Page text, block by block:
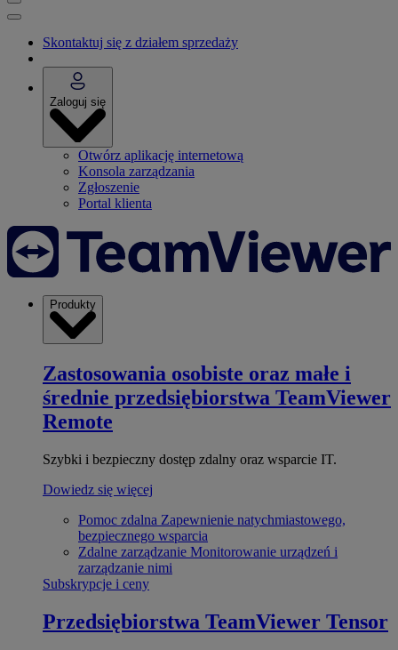
Skontaktuj się z działem sprzedaży
Zaloguj się
Otwórz aplikację internetową
Konsola zarządzania
Zgłoszenie
Portal klienta
Produkty
Zastosowania osobiste oraz małe i
średnie przedsiębiorstwa TeamViewer
Remote
Szybki i bezpieczny dostęp zdalny oraz wsparcie IT.
Dowiedz się więcej
Pomoc zdalna Zapewnienie natychmiastowego,
bezpiecznego wsparcia
Zdalne zarządzanie Monitorowanie urządzeń i
zarządzanie nimi
Subskrypcje i ceny
Przedsiębiorstwa TeamViewer Tensor